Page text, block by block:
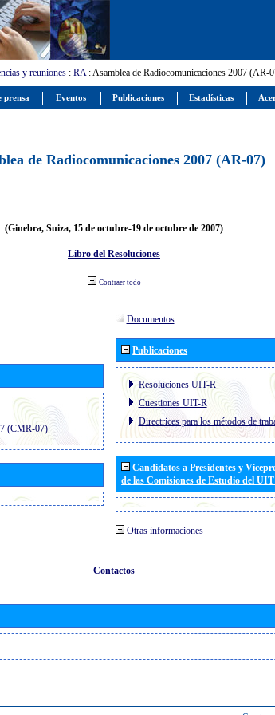
y reuniones : RA: Asamblea de Radiocomunicaciones 2007 (AR-
de Radiocomunicaciones 2007 (AR-07)
(Ginebra, Suiza, 15 de octubre-19 de octubre de 2007)
Libro del Resoluciones
Contraer todo
(CMR-07)
Documentos
Publicaciones
Resoluciones UIT-R
Cuestiones UIT-R
Directrices para los métodos de
Candidatos a Presidentes y
de las Comisiones de Estudio del
Otras informaciones
Contactos
prensa Eventos Publicaciones Estadísticas